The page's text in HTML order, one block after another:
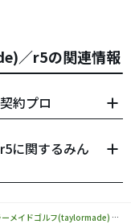
／r5の関連情報
約プロ
に関するみん
ーメイドゴルフ(taylormade)